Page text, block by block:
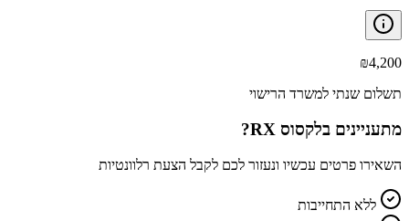
₪4,200
תשלום שנתי למשרד הרישוי
מתעניינים בלקסוס RX ?
השאירו פרטים עכשיו ונעזור לכם לקבל הצעת רלוונטיות
ללא התחייבות